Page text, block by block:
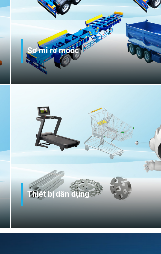
Sơ mi rơ moóc
Thaco Trailers - Thương hiệu sơ mi rơ
Nam với danh mục sản phẩm đa dạng
sơ mi rơ moóc thùng và sơ mi rơ moóc
đáp ứng tiêu chuẩn thị trường nội địa và
phẩm đã được xuất khẩu sang các thị
Canada, Mexico,...
Thiết bị dân dụng
THACO INDUSTRIES sản xuất và cung
kiện phục vụ lĩnh vực dân dụng như: